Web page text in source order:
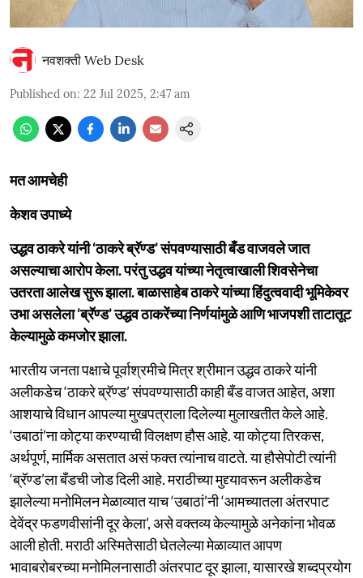
नवशक्ती Web Desk
Published on: 22 Jul 2025, 2:47 am
मत आमचेही
केशव उपाध्ये
उद्धव ठाकरे यांनी ‘ठाकरे ब्रॅण्ड’ संपवण्यासाठी बँड वाजवले जात
असल्याचा आरोप केला. परंतु उद्धव यांच्या नेतृत्वाखाली शिवसेनेचा
उतरता आलेख सुरू झाला. बाळासाहेब ठाकरे यांच्या हिंदुत्ववादी भूमिकेवर
उभा असलेला ‘ब्रॅण्ड’ उद्धव ठाकरेंच्या निर्णयांमुळे आणि भाजपशी ताटातूट
केल्यामुळे कमजोर झाला.
भारतीय जनता पक्षाचे पूर्वाश्रमीचे मित्र श्रीमान उद्धव ठाकरे यांनी
अलीकडेच ‘ठाकरे ब्रॅण्ड’ संपवण्यासाठी काही बँड वाजत आहेत, अशा
आशयाचे विधान आपल्या मुखपत्राला दिलेल्या मुलाखतीत केले आहे.
‘उबाठां’ना कोट्या करण्याची विलक्षण हौस आहे. या कोट्या तिरकस,
अर्थपूर्ण, मार्मिक असतात असं फक्त त्यांनाच वाटते. या हौसेपोटी त्यांनी
‘ब्रॅण्ड’ला बँडची जोड दिली आहे. मराठीच्या मुद्द्यावरून अलीकडेच
झालेल्या मनोमिलन मेळाव्यात याच ‘उबाठां’नी ‘आमच्यातला अंतरपाट
देवेंद्र फडणवीसांनी दूर केला’, असे वक्तव्य केल्यामुळे अनेकांना भोवळ
आली होती. मराठी अस्मितेसाठी घेतलेल्या मेळाव्यात आपण
भावाबरोबरच्या मनोमिलनासाठी अंतरपाट दूर झाला, यासारखे शब्दप्रयोग